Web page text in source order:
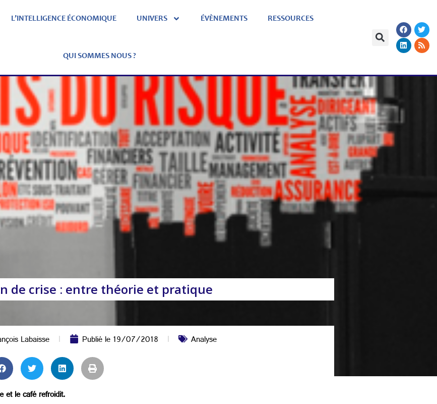
L’INTELLIGENCE ÉCONOMIQUE UNIVERS ÉVÈNEMENTS RESSOURCES
QUI SOMMES NOUS ?
de crise : entre théorie et pratique
Labaisse Publié le19/07/2018 Analyse
et le café refroidit.